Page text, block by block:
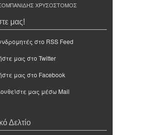
ΧΡΥΣΟΣΤΟΜΟΣ
μας!
στο RSS Feed
μας στο Twitter
μας στο Facebook
μας μέσω Mail
Δελτίο